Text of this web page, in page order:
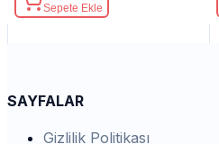
Sepete Ekle
SAYFALAR
Gizlilik Politikası